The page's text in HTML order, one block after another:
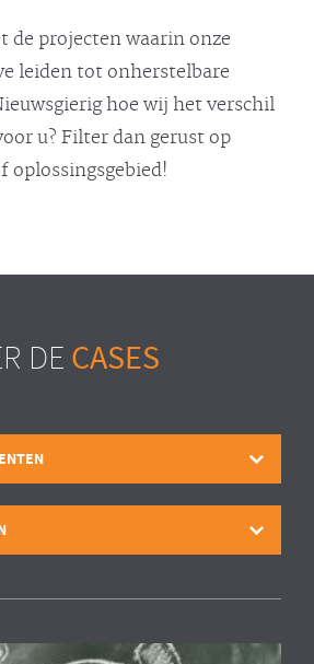
de projecten waarin onze
leiden tot onherstelbare
hoe wij het verschil
u? Filter dan gerust op
oplossingsgebied!
DE CASES